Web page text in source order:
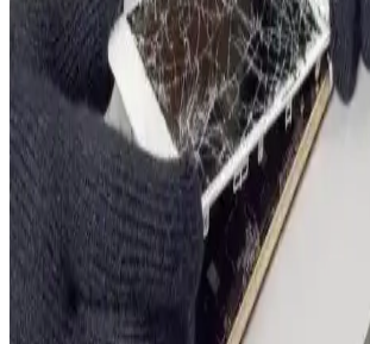
iPhone kasko sigortası, cihaz kaybı ve
güvence sağlar. Dijital bankacılık hizmetleriyle
işlemleri kolaylaşırken, kişisel veri ve cihaz
iPhone 15 Güvenliği ve Kasko
Teknik Sorunlar ve Çözümler
iPhone 15'in güvenliği ve teknik sorunlara karşı
kasko ve sigorta seçenekleri, güncel sorunlar ve
bilgi içerir.
2025'te iPhone 15 Kasko Sigortasıyla
Gerçekten Koruyun